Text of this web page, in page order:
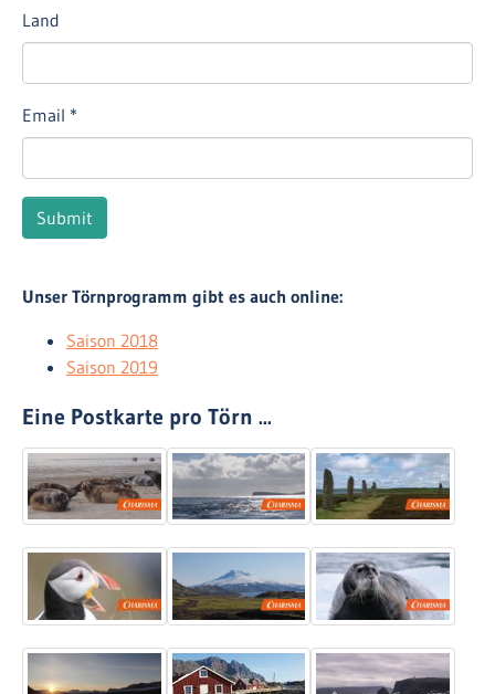
Land
Email *
Submit
Unser Törnprogramm gibt es auch online:
Saison 2018
Saison 2019
Eine Postkarte pro Törn ...